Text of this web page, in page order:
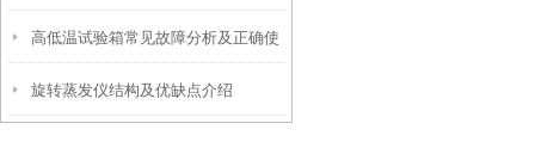
高低温试验箱常见故障分析及正确使
用方法
旋转蒸发仪结构及优缺点介绍